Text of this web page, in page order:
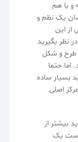
و با هم
یک نظم و
از این
نظر بگیرید
طرح و شکل
اما حتما
بسیار ساده‌
اصلی
بیشتر از
است یک